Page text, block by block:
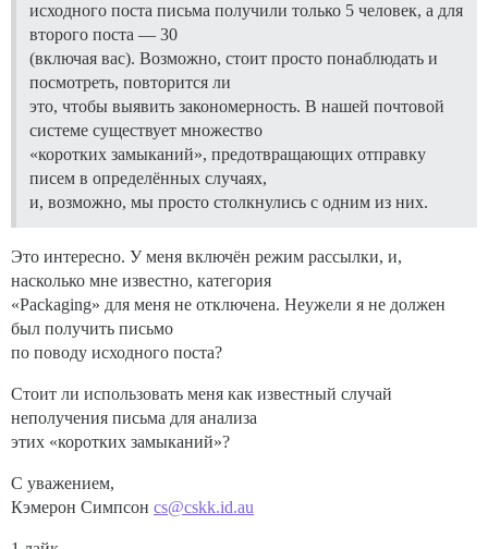
исходного поста письма получили только 5 человек, а для
второго поста — 30
(включая вас). Возможно, стоит просто понаблюдать и
посмотреть, повторится ли
это, чтобы выявить закономерность. В нашей почтовой
системе существует множество
«коротких замыканий», предотвращающих отправку
писем в определённых случаях,
и, возможно, мы просто столкнулись с одним из них.
Это интересно. У меня включён режим рассылки, и,
насколько мне известно, категория
«Packaging» для меня не отключена. Неужели я не должен
был получить письмо
по поводу исходного поста?
Стоит ли использовать меня как известный случай
неполучения письма для анализа
этих «коротких замыканий»?
С уважением,
Кэмерон Симпсон cs@cskk.id.au